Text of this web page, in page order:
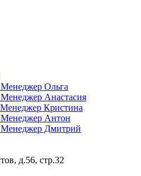
Менеджер Ольга
Менеджер Анастасия
Менеджер Кристина
Менеджер Антон
Менеджер Дмитрий
д.56, стр.32